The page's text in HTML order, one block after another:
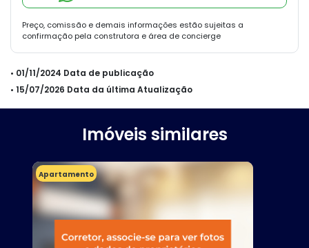
Preço, comissão e demais informações estão sujeitas a
confirmação pela construtora e área de concierge
• 01/11/2024 Data de publicação
• 15/07/2026 Data da última Atualização
Imóveis similares
Apartamento